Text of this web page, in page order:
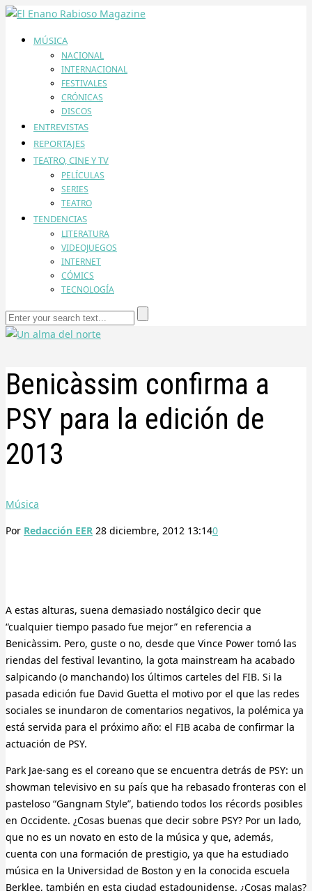
MÚSICA
NACIONAL
INTERNACIONAL
FESTIVALES
CRÓNICAS
DISCOS
ENTREVISTAS
REPORTAJES
TEATRO, CINE Y TV
PELÍCULAS
SERIES
TEATRO
TENDENCIAS
LITERATURA
VIDEOJUEGOS
INTERNET
CÓMICS
TECNOLOGÍA
Benicàssim confirma a
PSY para la edición de
2013
Música
Por Redacción EER 28 diciembre, 2012 13:140
A estas alturas, suena demasiado nostálgico decir que
“cualquier tiempo pasado fue mejor” en referencia a
Benicàssim. Pero, guste o no, desde que Vince Power tomó las
riendas del festival levantino, la gota mainstream ha acabado
salpicando (o manchando) los últimos carteles del FIB. Si la
pasada edición fue David Guetta el motivo por el que las redes
sociales se inundaron de comentarios negativos, la polémica ya
está servida para el próximo año: el FIB acaba de confirmar la
actuación de PSY.
Park Jae-sang es el coreano que se encuentra detrás de PSY: un
showman televisivo en su país que ha rebasado fronteras con el
pasteloso “Gangnam Style”, batiendo todos los récords posibles
en Occidente. ¿Cosas buenas que decir sobre PSY? Por un lado,
que no es un novato en esto de la música y que, además,
cuenta con una formación de prestigio, ya que ha estudiado
música en la Universidad de Boston y en la conocida escuela
Berklee, también en esta ciudad estadounidense. ¿Cosas malas?